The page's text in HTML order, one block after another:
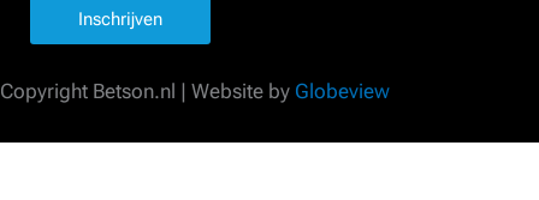
Inschrijven
Copyright Betson.nl | Website by Globeview